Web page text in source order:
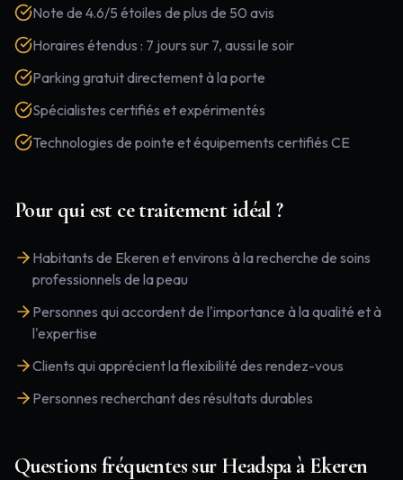
Note de 4.6/5 étoiles de plus de 50 avis
Horaires étendus : 7 jours sur 7, aussi le soir
Parking gratuit directement à la porte
Spécialistes certifiés et expérimentés
Technologies de pointe et équipements certifiés CE
Pour qui est ce traitement idéal ?
Habitants de Ekeren et environs à la recherche de soins
professionnels de la peau
Personnes qui accordent de l'importance à la qualité et à
l'expertise
Clients qui apprécient la flexibilité des rendez-vous
Personnes recherchant des résultats durables
Questions fréquentes sur HeadspaàEkeren